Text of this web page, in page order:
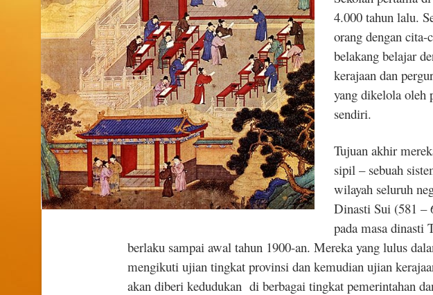
4.000 tahun lalu.
orang dengan
belakang belajar
kerajaan dan
yang dikelola oleh
sendiri.
Tujuan akhir
sipil – sebuah
wilayah seluruh
Dinasti Sui (581 –
pada masa dinasti
berlaku sampai awal tahun 1900-an. Mereka yang lulus
mengikuti ujian tingkat provinsi dan kemudian ujian
akan diberi kedudukan di berbagai tingkat pemerintahan